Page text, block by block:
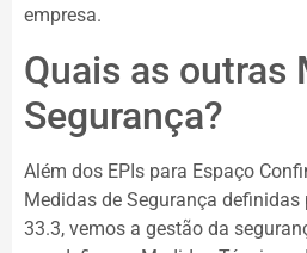
empresa.
Quais as outras
Segurança?
Além dos EPIs para Espaço
Medidas de Segurança definidas
33.3, vemos a gestão da